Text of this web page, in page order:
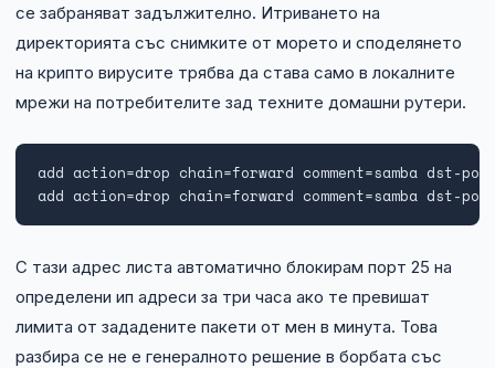
се забраняват задължително. Итриването на
директорията със снимките от морето и споделянето
на крипто вирусите трябва да става само в локалните
мрежи на потребителите зад техните домашни рутери.
add action=drop chain=forward comment=samba dst-
add action=drop chain=forward comment=samba dst-
С тази адрес листа автоматично блокирам порт 25 на
определени ип адреси за три часа ако те превишат
лимита от зададените пакети от мен в минута. Това
разбира се не е генералното решение в борбата със